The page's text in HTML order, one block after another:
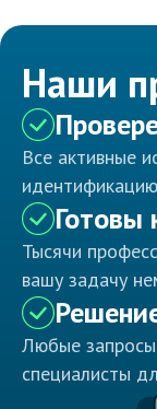
Наши
Все активные
Готовы
Тысячи
вашу задачу
Любые
специалисты